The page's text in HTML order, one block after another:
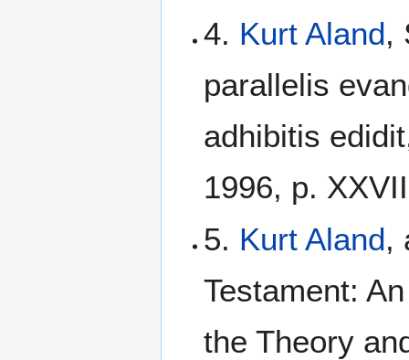
4. Kurt Aland,
parallelis
adhibitis
1996, p.
5. Kurt Aland,
Testament:
the Theory